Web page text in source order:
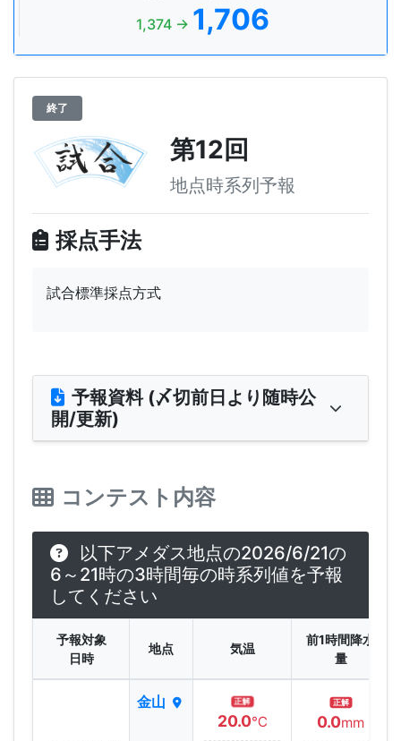
1,374 → 1,706
終了
第12回
地点時系列予報
採点手法
試合標準採点方式
予報資料 (〆切前日より随時公
開/更新)
コンテスト内容
以下アメダス地点の2026/6/21の
6～21時の3時間毎の時系列値を予報
してください
予報対象
日時
地点 気温
前1時間降水
量
金山 正解
20.0℃
正解
0.0mm